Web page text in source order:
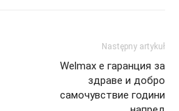
Następny artykuł
Welmax е гаранция за
здраве и добро
самочувствие години